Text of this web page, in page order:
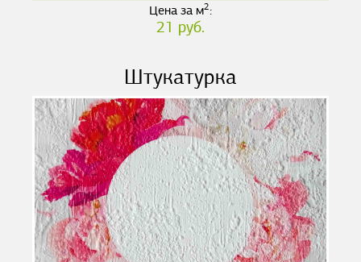
Цена за м2:
21 руб.
Штукатурка